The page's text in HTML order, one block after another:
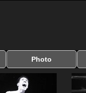
Photo
写真のサイズ
お受け取り方法
無料ダウンロード